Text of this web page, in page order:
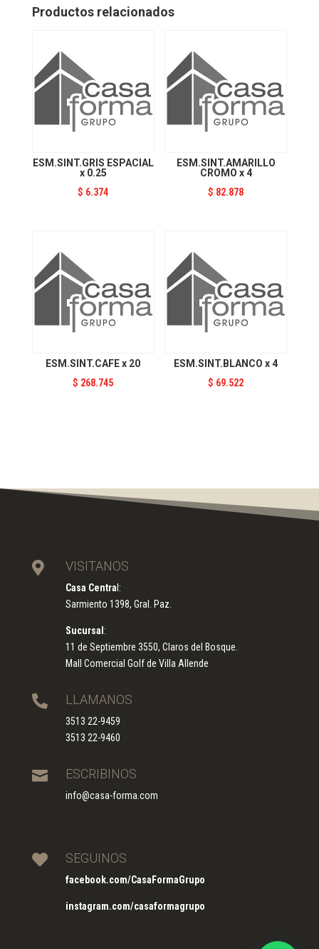
Productos relacionados
ESM.SINT.GRIS ESPACIAL
x 0.25
$ 6.374
ESM.SINT.AMARILLO
CROMO x 4
$ 82.878
ESM.SINT.CAFE x 20
$ 268.745
ESM.SINT.BLANCO x 4
$ 69.522
 VISITANOS
Casa Centra l:
Sarmiento 1398, Gral. Paz.
Sucursal :
11 de Septiembre 3550, Claros del Bosque.
Mall Comercial Golf de Villa Allende
 LLAMANOS
3513 22-9459
3513 22-9460
 ESCRIBINOS
info@casa-forma.com
 SEGUINOS
facebook.com/CasaFormaGrupo
instagram.com/casaformagrupo